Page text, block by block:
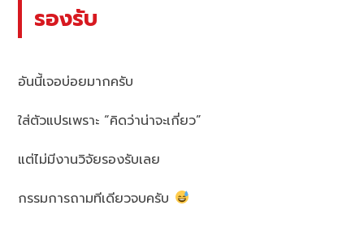
รองรับ
อันนี้เจอบ่อยมากครับ
ใส่ตัวแปรเพราะ “คิดว่าน่าจะเกี่ยว”
แต่ไม่มีงานวิจัยรองรับเลย
กรรมการถามทีเดียวจบครับ